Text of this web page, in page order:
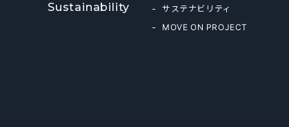
Sustainability
サステナビリティ
MOVE ON PROJECT